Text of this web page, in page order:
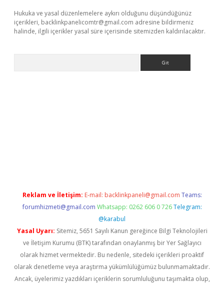
Hukuka ve yasal düzenlemelere aykırı olduğunu düşündüğünüz
içerikleri, backlinkpanelicomtr@gmail.com adresine bildirmeniz
halinde, ilgili içerikler yasal süre içerisinde sitemizden kaldırılacaktır.
Reklam ve İletişim: E-mail: backlinkpaneli@gmail.com Teams:
forumhizmeti@gmail.com Whatsapp: 0262 606 0 726 Telegram:
@karabul
Yasal Uyarı: Sitemiz, 5651 Sayılı Kanun gereğince Bilgi Teknolojileri
ve İletişim Kurumu (BTK) tarafından onaylanmış bir Yer Sağlayıcı
olarak hizmet vermektedir. Bu nedenle, sitedeki içerikleri proaktif
olarak denetleme veya araştırma yükümlülüğümüz bulunmamaktadır.
Ancak, üyelerimiz yazdıkları içeriklerin sorumluluğunu taşımakta olup,